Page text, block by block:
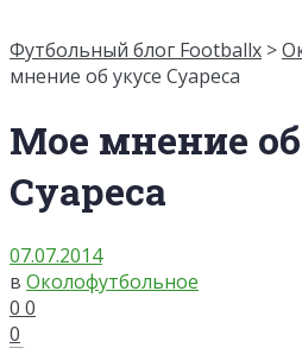
Футбольный блог Footballx >
мнение об укусе Суареса
Мое мнение
Суареса
07.07.2014
в Околофутбольное
0 0
0